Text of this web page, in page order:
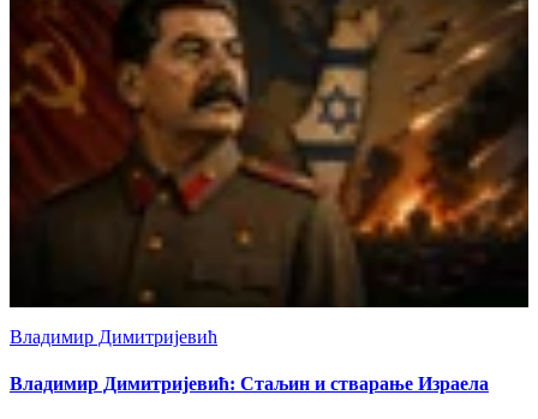
Владимир Димитријевић
Владимир Димитријевић: Стаљин и стварање Израела